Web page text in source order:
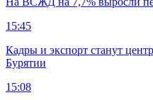
15:45
Кадры и экспорт станут
Бурятии
15:08